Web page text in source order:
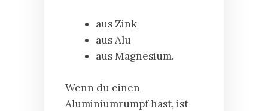
aus Zink
aus Alu
aus Magnesium.
Wenn du einen
Aluminiumrumpf hast, ist